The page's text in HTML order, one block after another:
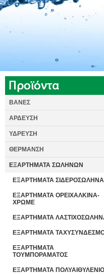
ΒΑΝΕΣ
ΑΡΔΕΥΣΗ
ΥΔΡΕΥΣΗ
ΘΕΡΜΑΝΣΗ
ΕΞΑΡΤΗΜΑΤΑ ΣΩΛΗΝΩΝ
ΕΞΑΡΤΗΜΑΤΑ ΣΙΔΕΡΟΣΩΛΗΝΑ
ΕΞΑΡΤΗΜΑΤΑ ΟΡΕΙΧΑΛΚΙΝΑ-
ΧΡΩΜΕ
ΕΞΑΡΤΗΜΑΤΑ
ΕΞΑΡΤΗΜΑΤΑ
ΕΞΑΡΤΗΜΑΤΑ
ΤΟΥΜΠΟΡΑΜΑΤΟΣ
ΕΞΑΡΤΗΜΑΤΑ